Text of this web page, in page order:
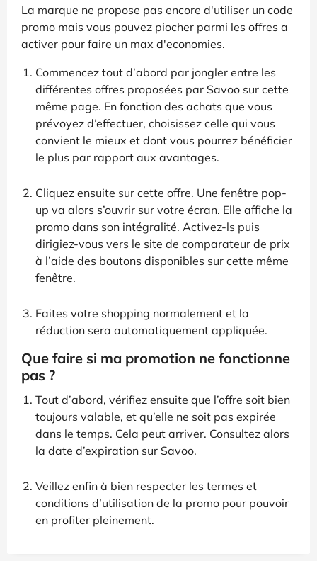
La marque ne propose pas encore d'utiliser un code
promo mais vous pouvez piocher parmi les offres a
activer pour faire un max d'economies.
Commencez tout d’abord par jongler entre les
différentes offres proposées par Savoo sur cette
même page. En fonction des achats que vous
prévoyez d’effectuer, choisissez celle qui vous
convient le mieux et dont vous pourrez bénéficier
le plus par rapport aux avantages.
Cliquez ensuite sur cette offre. Une fenêtre pop-
up va alors s’ouvrir sur votre écran. Elle affiche la
promo dans son intégralité. Activez-ls puis
dirigiez-vous vers le site de comparateur de prix
à l’aide des boutons disponibles sur cette même
fenêtre.
Faites votre shopping normalement et la
réduction sera automatiquement appliquée.
Que faire si ma promotion ne fonctionne
pas ?
Tout d’abord, vérifiez ensuite que l’offre soit bien
toujours valable, et qu’elle ne soit pas expirée
dans le temps. Cela peut arriver. Consultez alors
la date d’expiration sur Savoo.
Veillez enfin à bien respecter les termes et
conditions d’utilisation de la promo pour pouvoir
en profiter pleinement.